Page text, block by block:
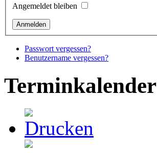
Angemeldet bleiben
Passwort vergessen?
Benutzername vergessen?
Terminkalender